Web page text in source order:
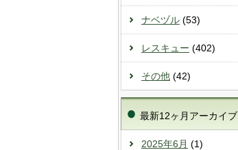
ナベヅル (53)
レスキュー (402)
その他 (42)
最新12ヶ月アーカイブ
2025年6月 (1)